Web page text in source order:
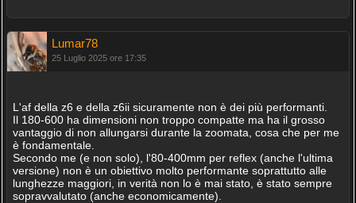
Lumar78
25 Luglio 2025 ore 17:35
L'af della z6 e della z6ii sicuramente non è dei più performanti.
Il 180-600 ha dimensioni non troppo compatte ma ha il grosso
vantaggio di non allungarsi durante la zoomata, cosa che per me
è fondamentale.
Secondo me (e non solo), l'80-400mm per reflex (anche l'ultima
versione) non è un obiettivo molto performante soprattutto alle
lunghezze maggiori, in verità non lo è mai stato, è stato sempre
sopravvalutato (anche economicamente).